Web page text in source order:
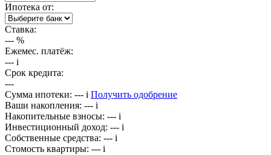
Ипотека от:
Ставка:
--- %
Ежемес. платёж:
--- i
Срок кредита:
---
Сумма ипотеки: --- i Получить одобрение
Ваши накопления: --- i
Накопительные взносы: --- i
Инвестиционный доход: --- i
Собственные средства: --- i
Стомость квартиры: --- i